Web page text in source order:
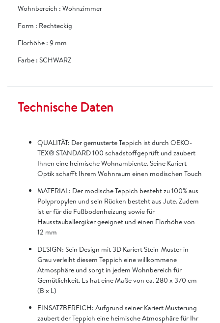
Wohnbereich : Wohnzimmer
Form : Rechteckig
Florhöhe : 9 mm
Farbe : SCHWARZ
Technische Daten
QUALITÄT: Der gemusterte Teppich ist durch OEKO-
TEX® STANDARD 100 schadstoffgeprüft und zaubert
Ihnen eine heimische Wohnambiente. Seine Kariert
Optik schafft Ihrem Wohnraum einen modischen Touch
MATERIAL: Der modische Teppich besteht zu 100% aus
Polypropylen und sein Rücken besteht aus Jute. Zudem
ist er für die Fußbodenheizung sowie für
Hausstauballergiker geeignet und einen Florhöhe von
12 mm
DESIGN: Sein Design mit 3D Kariert Stein-Muster in
Grau verleiht diesem Teppich eine willkommene
Atmosphäre und sorgt in jedem Wohnbereich für
Gemütlichkeit. Es hat eine Maße von ca. 280 x 370 cm
(B x L)
EINSATZBEREICH: Aufgrund seiner Kariert Musterung
zaubert der Teppich eine heimische Atmosphäre für Ihr